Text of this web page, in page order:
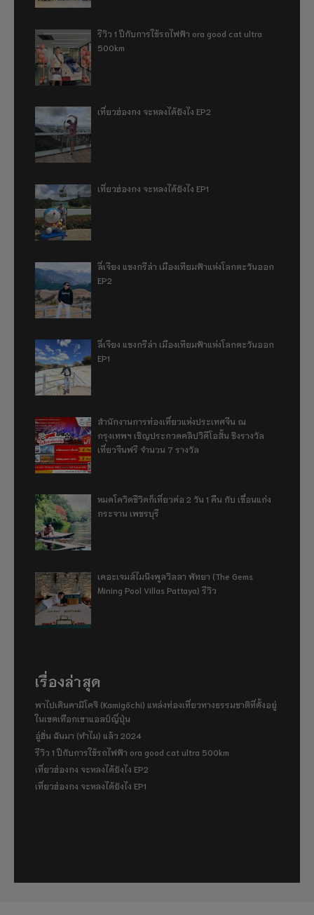
รีวิว 1 ปีกับการใช้รถไฟฟ้า ora good cat ultra
500km
เที่ยวฮ่องกง จะหลงได้ยังไง EP2
เที่ยวฮ่องกง จะหลงได้ยังไง EP1
ลี่เจียง แชงกรีล่า เมืองเทียมฟ้าแห่งโลกตะวันออก
EP2
ลี่เจียง แชงกรีล่า เมืองเทียมฟ้าแห่งโลกตะวันออก
EP1
สำนักงานการท่องเที่ยวแห่งประเทศจีน ณ
กรุงเทพฯ เชิญประกวดคลิปวิดีโอสั้น ชิงรางวัล
เที่ยวจีนฟรี จำนวน 7 รางวัล
หมดโควิดชีวิตก็เที่ยวต่อ 2 วัน 1 คืน กับ เขื่อนแก่ง
กระจาน เพชรบุรี
เดอะเจมส์ไมนิงพูลวิลลา พัทยา (The Gems
Mining Pool Villas Pattaya) รีวิว
เรื่องล่าสุด
พาไปเดินคามิโคจิ (Kamigōchi) แหล่งท่องเที่ยวทางธรรมชาติที่ตั้งอยู่
ในเขตเทือกเขาแอลป์ญี่ปุ่น
อู่ฮั่น ฉันมา (ทำไม) แล้ว 2024
รีวิว 1 ปีกับการใช้รถไฟฟ้า ora good cat ultra 500km
เที่ยวฮ่องกง จะหลงได้ยังไง EP2
เที่ยวฮ่องกง จะหลงได้ยังไง EP1